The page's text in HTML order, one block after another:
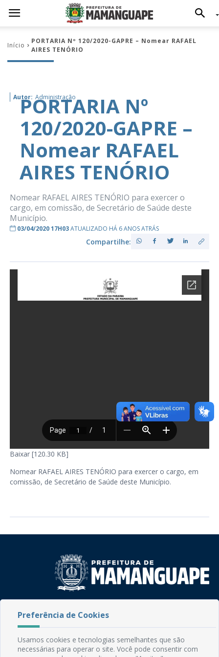
Início
PORTARIA Nº 120/2020-GAPRE – Nomear RAFAEL
AIRES TENÓRIO
Autor: Administração
PORTARIA Nº
120/2020-GAPRE –
Nomear RAFAEL
AIRES TENÓRIO
Nomear RAFAEL AIRES TENÓRIO para exercer o
cargo, em comissão, de Secretário de Saúde deste
Município.
03/04/2020 17H03ATUALIZADO HÁ 6 ANOS ATRÁS
Compartilhe:
Baixar [120.30 KB]
Nomear RAFAEL AIRES TENÓRIO para exercer o cargo, em
comissão, de Secretário de Saúde deste Município.
CEP: 58.280-000 - Mamanguape/PB
Fone: (83) 3292-2246
Email: comunicacao@mamanguape.pb.gov.br
Expediente: Segunda à Sexta, das 08h às 13h
Preferência de Cookies
Usamos cookies e tecnologias semelhantes que são
necessárias para operar o site. Você pode consentir com